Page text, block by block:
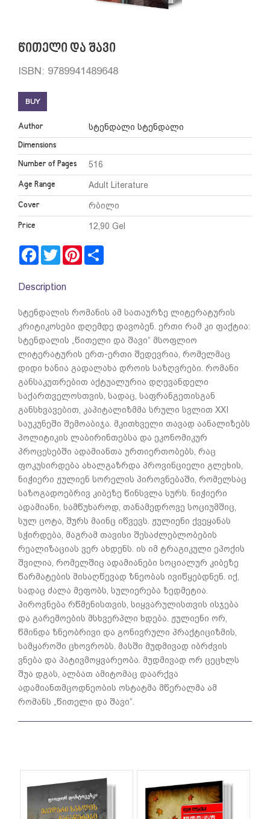
წითელი და შავი
ISBN: 9789941489648
BUY
Author
სტენდალი სტენდალი
Dimensions
Number of Pages
516
Age Range Adult Literature
Cover რბილი
Price 12,90 Gel
Facebook
TwitterPinterest
Description
სტენდალის რომანის ამ სათაურზე ლიტერატურის
კრიტიკოსები დღემდე დავობენ. ერთი რამ კი ფაქტია:
სტენდალის „წითელი და შავი“ მსოფლიო
ლიტერატურის ერთ-ერთი შედევრია, რომელმაც
დიდი ხანია გადალახა დროის საზღვრები. რომანი
განსაკუთრებით აქტუალურია დღევანდელი
საქართველოსთვის, სადაც, საფრანგეთისგან
განსხვავებით, კაპიტალიზმმა სრული სვლით XXI
საუკუნეში შემოაბიჯა. მკითხველი თავად აანალიზებს
პოლიტიკის ლაბირინთებსა და ეკონომიკურ
პროცესებში ადამიანთა ურთიერთობებს, რაც
ფოკუსირდება ახალგაზრდა პროვინციელი გლეხის,
ნიჭიერი ჟულიენ სორელის პიროვნებაში, რომელსაც
საზოგადოებრივ კიბეზე წინსვლა სურს. ნიჭიერი
ადამიანი, სამწუხაროდ, თანამედროვე სოციუმშიც,
სულ ცოტა, შურს მაინც იწვევს. ჟულიენი ქვეყანას
სჭირდება, მაგრამ თავისი შესაძლებლობების
რეალიზაციას ვერ ახდენს. ის იმ ტრაგიკული ეპოქის
შვილია, რომელშიც ადამიანები სოციალურ კიბეზე
წარმატების მისაღწევად ზნეობას ივიწყებდნენ. იქ,
სადაც ძალა მეფობს, სულიერება ზედმეტია.
პიროვნება რწმენისთვის, სიყვარულისთვის ისჯება
და გარემოების მსხვერპლი ხდება. ჟულიენი ორ,
წმინდა ზნეობრივი და გონივრული პრაქტიციზმის,
სამყაროში ცხოვრობს. მასში მუდმივად იბრძვის
ვნება და პატივმოყვარეობა. მუდმივად ორ ცეცხლს
შუა დგას, ალბათ ამიტომაც დაარქვა
ადამიანთმცოდნეობის ოსტატმა მწერალმა ამ
რომანს „წითელი და შავი“.